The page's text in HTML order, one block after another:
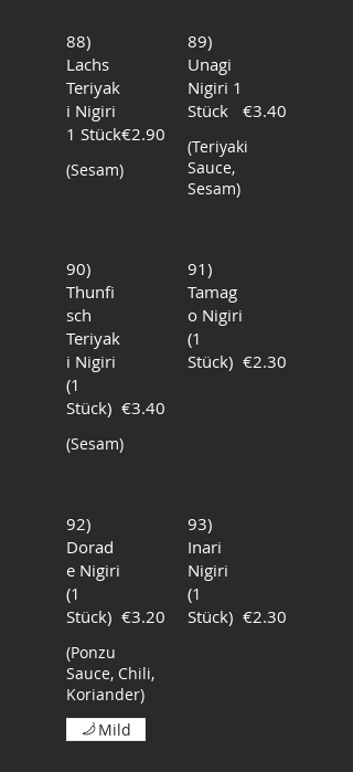
88)
Lachs
Teriyak
i Nigiri
1 Stück
(Sesam)
€2.90
89)
Unagi
Nigiri 1
Stück
(Teriyaki
Sauce,
Sesam)
€3.40
90)
Thunfi
sch
Teriyak
i Nigiri
(1
Stück)
(Sesam)
€3.40
91)
Tamag
o Nigiri
(1
Stück) €2.30
92)
Dorad
e Nigiri
(1
Stück)
(Ponzu
Sauce, Chili,
Koriander)
€3.20
Mild
93)
Inari
Nigiri
(1
Stück) €2.30